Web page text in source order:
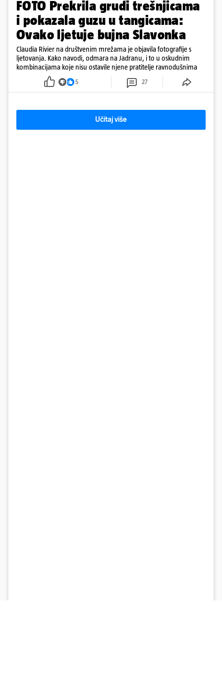
FOTO Prekrila grudi trešnjicama
i pokazala guzu u tangicama:
Ovako ljetuje bujna Slavonka
Claudia Rivier na društvenim mrežama je objavila fotografije s
ljetovanja. Kako navodi, odmara na Jadranu, i to u oskudnim
kombinacijama koje nisu ostavile njene pratitelje ravnodušnima
5 27
Učitaj više